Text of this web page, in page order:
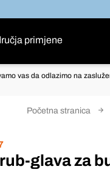
primjene
vas da odlazimo na
Početna stranica
glava za